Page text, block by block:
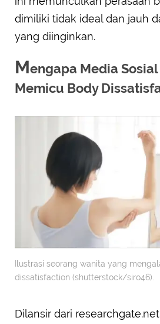
dimiliki tidak ideal dan jauh
yang diinginkan.
Mengapa Media
Memicu Body
Ilustrasi seorang wanita yang
dissatisfaction (shutterstock/siro46).
Dilansir dari